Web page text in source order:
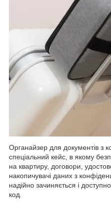
Органайзер для документів з
спеціальний кейс, в якому
на квартиру, договори,
накопичувачі даних з
надійно зачиняється і
код.